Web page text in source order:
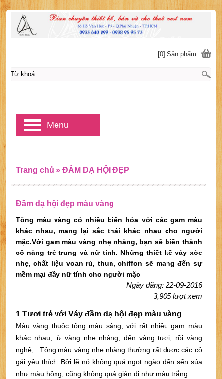
Đầm dạ hội đẹp màu vàng
Tông màu vàng có nhiều biến hóa với các gam màu
khác nhau, mang lại sắc thái khác nhau cho người
mặc.Với gam màu vàng nhẹ nhàng, bạn sẽ biến thành
cô nàng trẻ trung và nữ tính. Những thiết kế váy xòe
nhẹ, chất liệu voan rủ, thun, chiffon sẽ mang đến sự
mềm mại đầy nữ tính cho người mặc
Ngày đăng: 22-09-2016
3,905 lượt xem
1.Tươi trẻ với Váy đầm dạ hội đẹp màu vàng
Màu vàng thuộc tông màu sáng, với rất nhiều gam màu
khác nhau, từ vàng nhẹ nhàng, đến vàng tươi, rồi vàng
nghệ,... Tông màu vàng nhẹ nhàng thường rất được các cô
gái yêu thích. Bởi lẽ nó không quá ngọt ngào đến sến súa
như màu hồng, cũng không quá giản dị như màu trắng.
Trang chủ » ĐẦM DẠ HỘI ĐẸP
[0] Sản phẩm
Menu